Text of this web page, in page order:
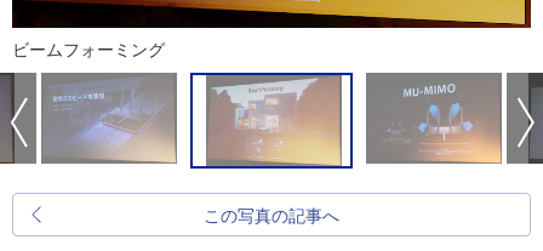
ビームフォーミング
この写真の記事へ